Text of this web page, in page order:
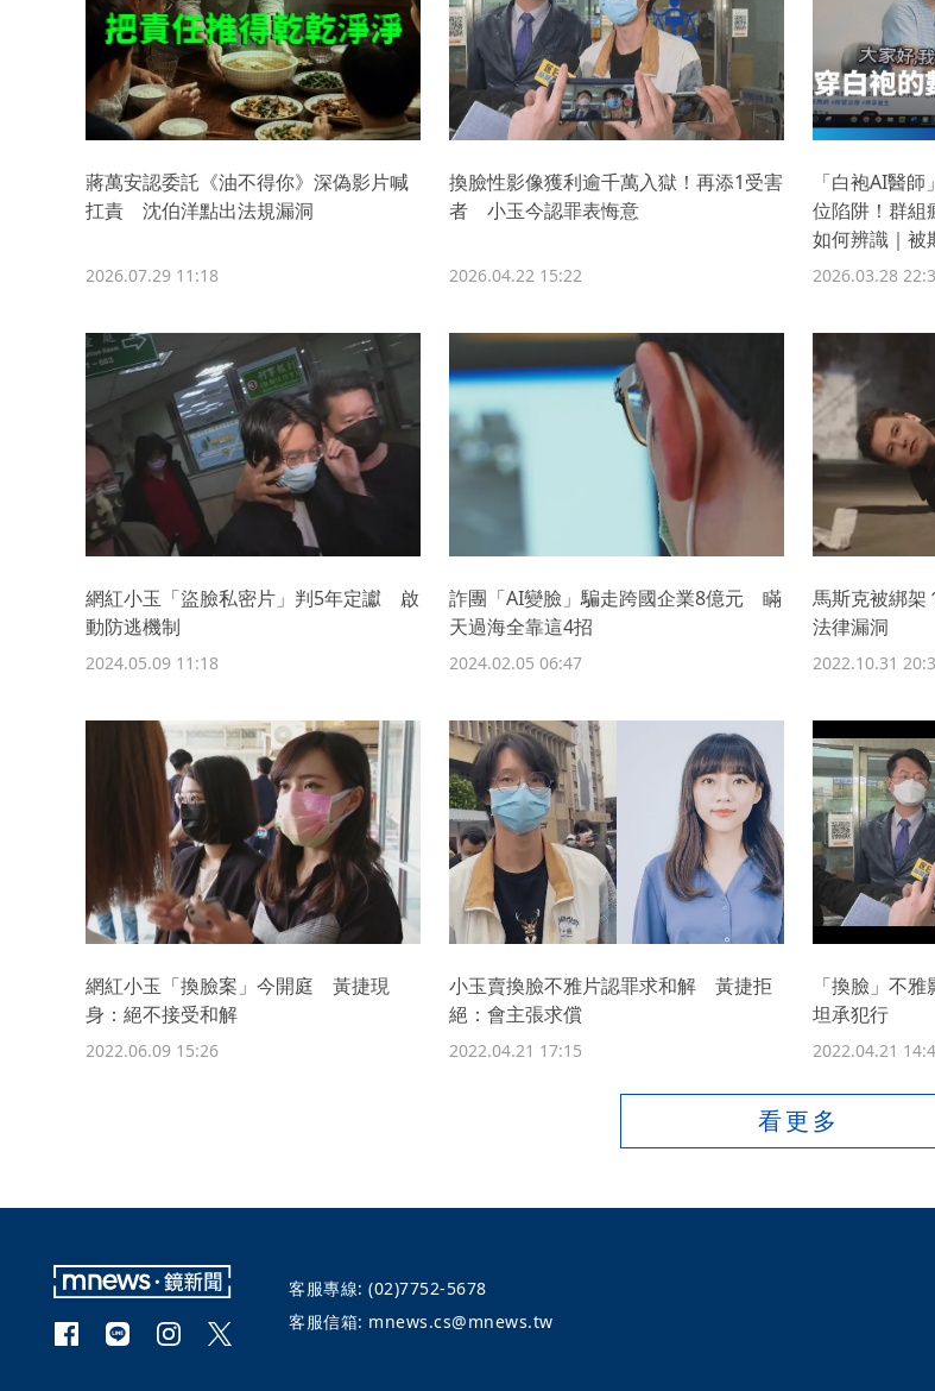
蔣萬安認委託《油不得你》深偽影片喊
扛責 沈伯洋點出法規漏洞
2026.07.29 11:18
換臉性影像獲利逾千萬入獄！再添1受害
者 小玉今認罪表悔意
2026.04.22 15:22
「白袍AI醫
位陷阱！群組
如何辨識｜被
2026.03.28
網紅小玉「盜臉私密片」判5年定讞 啟
動防逃機制
2024.05.09 11:18
詐團「AI變臉」騙走跨國企業8億元 瞞
天過海全靠這4招
2024.02.05 06:47
馬斯克被綁
法律漏洞
2022.10.31
網紅小玉「換臉案」今開庭 黃捷現
身：絕不接受和解
2022.06.09 15:26
小玉賣換臉不雅片認罪求和解 黃捷拒
絕：會主張求償
2022.04.21 17:15
「換臉」不
坦承犯行
2022.04.21
看更多
客服專線: (02)7752-5678
客服信箱: mnews.cs@mnews.tw